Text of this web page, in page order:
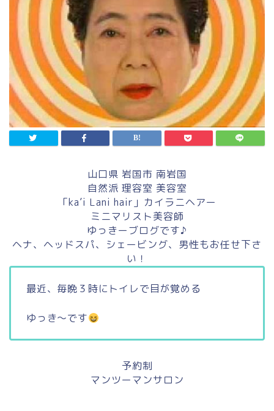
山口県 岩国市 南岩国
自然派 理容室 美容室
「ka’i Lani hair」カイラニヘアー
ミニマリスト美容師
ゆっきーブログです♪
ヘナ、ヘッドスパ、シェービング、男性もお任せ下さ
い！
最近、毎晩３時にトイレで目が覚める
ゆっき〜です
予約制
マンツーマンサロン